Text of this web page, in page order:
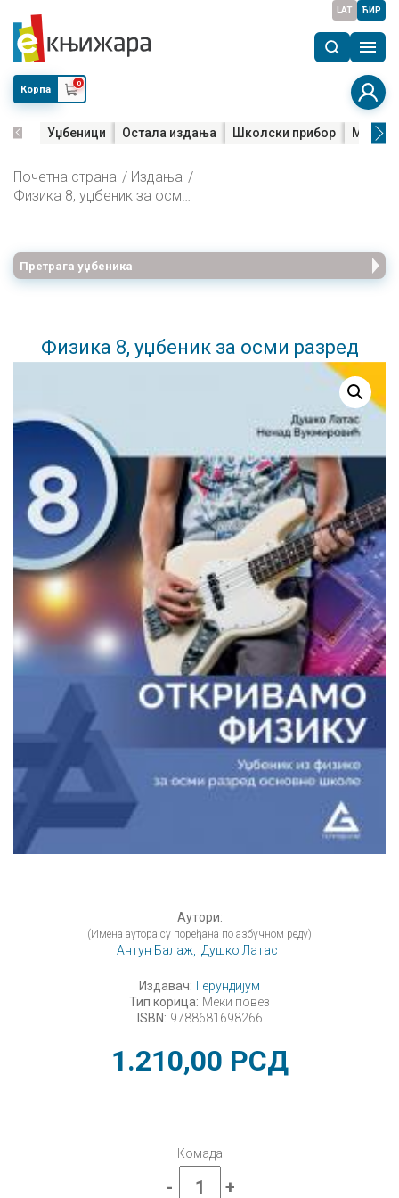
LAT ЋИР
Корпа
0
Уџбеници Остала издања Школски прибор Мала
Почетна страна
Издања
Физика 8, уџбеник за осми разред
Претрага уџбеника
Физика 8, уџбеник за осми разред
Аутори:
(Имена аутора су поређана по азбучном реду)
Антун Балаж, Душко Латас
Издавач: Герундијум
Тип корица: Меки повез
ISBN: 9788681698266
1.210,00 РСД
Комада
-
Физика
+